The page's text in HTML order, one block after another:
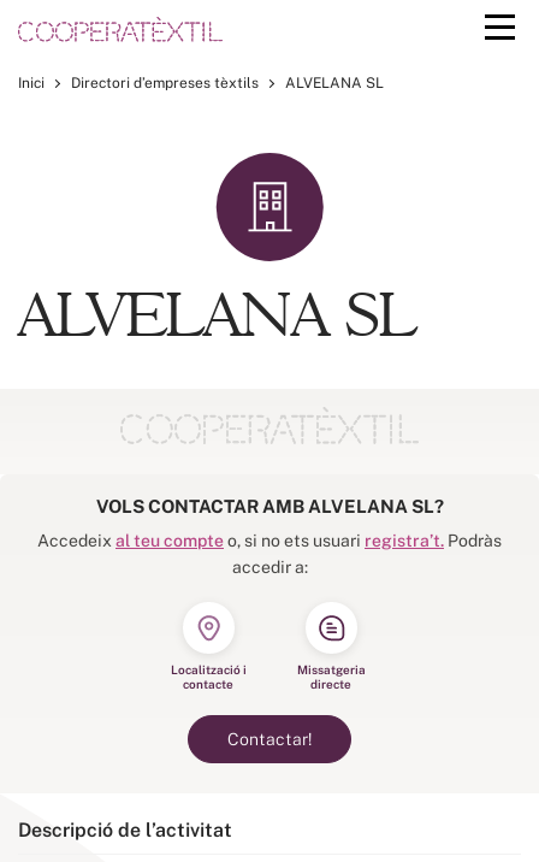
Inici Directori d’empreses tèxtils ALVELANA SL
ALVELANA SL
VOLS CONTACTAR AMB ALVELANA SL?
Accedeix al teu compteo, si no ets usuari registra’t. Podràs
accedir a:
Localització i
contacte
Missatgeria
directe
Contactar!
Descripció de l’activitat